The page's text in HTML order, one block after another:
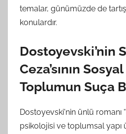
temalar, günümüzde de
konulardır.
Dostoyevski’nin
Ceza’sının
Toplumun Suça
Dostoyevski'nin ünlü romanı
psikolojisi ve toplumsal yapı